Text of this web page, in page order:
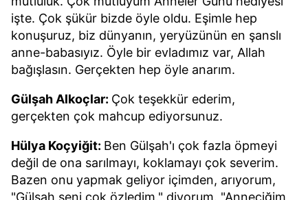
işte. Çok şükür bizde öyle oldu. Eşimle hep
konuşuruz, biz dünyanın, yeryüzünün en şanslı
anne-babasıyız. Öyle bir evladımız var, Allah
bağışlasın. Gerçekten hep öyle anarım.
Gülşah Alkoçlar: Çok teşekkür ederim,
gerçekten çok mahcup ediyorsunuz.
Hülya Koçyiğit: Ben Gülşah'ı çok fazla öpmeyi
değil de ona sarılmayı, koklamayı çok severim.
Bazen onu yapmak geliyor içimden, arıyorum,
"Gülşah seni çok özledim." diyorum. "Anneciğim